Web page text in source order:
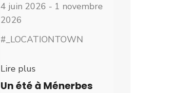
4 juin 2026 - 1 novembre
2026
#_LOCATIONTOWN
Lire plus
Un été à Ménerbes